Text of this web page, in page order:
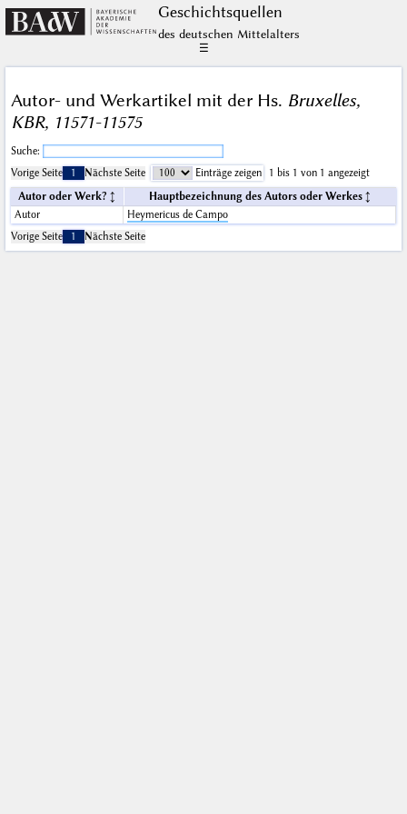
Geschichts­quellen
des deutschen Mittelalters
☰
Autor- und Werkartikel mit der Hs. Bruxelles,
KBR, 11571-11575
Suche:
Vorige Seite
1 Nächste Seite Einträge zeigen
1 bis 1 von 1 angezeigt
Autor oder Werk?
Hauptbezeichnung des Autors oder Werkes
Autor
Heymericus de Campo
Vorige Seite
1 Nächste Seite